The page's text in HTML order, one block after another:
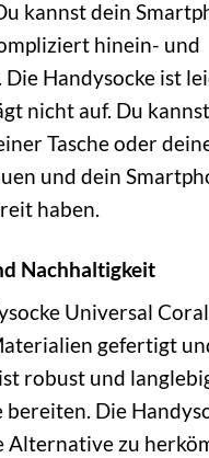
kannst dein
hinein- und
Die Handysocke ist
nicht auf. Du
Tasche oder
und dein
haben.
Nachhaltigkeit
Universal
gefertigt
robust und
bereiten. Die
Alternative zu